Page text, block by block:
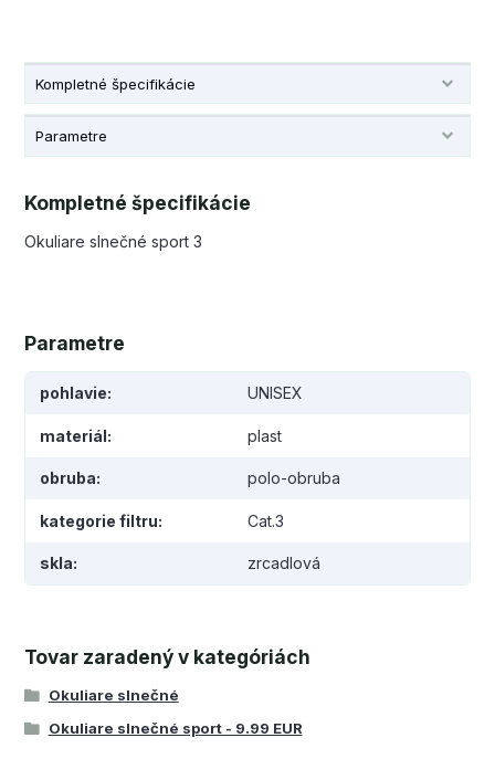
Kompletné špecifikácie
Parametre
Kompletné špecifikácie
Okuliare slnečné sport 3
Parametre
pohlavie UNISEX
materiál plast
obruba polo-obruba
kategorie filtru Cat.3
skla zrcadlová
Tovar zaradený v kategóriách
Okuliare slnečné
Okuliare slnečné sport - 9.99 EUR